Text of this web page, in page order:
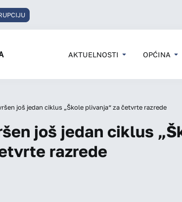
AKTUELNOSTI OPĆINA
još jedan ciklus „Škole plivanja“ za četvrte razrede
još jedan ciklus
razrede